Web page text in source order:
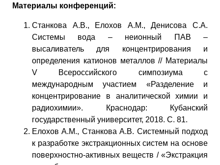
Материалы конференций:
Станкова А.В., Елохов А.М., Денисова С.А.
Системы вода – неионный ПАВ –
высаливатель для концентрирования и
определения катионов металлов // Материалы
V Всероссийского симпозиума с
международным участием «Разделение и
концентрирование в аналитической химии и
радиохимии». Краснодар: Кубанский
государственный университет, 2018. С. 81.
Елохов А.М., Станкова А.В. Системный подход
к разработке экстракционных систем на основе
поверхностно-активных веществ / «Экстракция